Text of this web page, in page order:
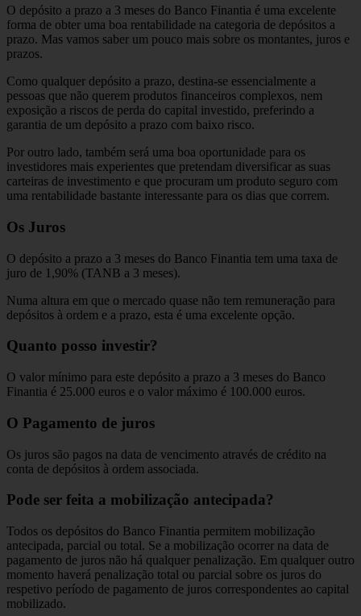
O depósito a prazo a 3 meses do Banco Finantia é uma excelente
forma de obter uma boa rentabilidade na categoria de depósitos a
prazo. Mas vamos saber um pouco mais sobre os montantes, juros e
prazos.
Como qualquer depósito a prazo, destina-se essencialmente a
pessoas que não querem produtos financeiros complexos, nem
exposição a riscos de perda do capital investido, preferindo a
garantia de um depósito a prazo com baixo risco.
Por outro lado, também será uma boa oportunidade para os
investidores mais experientes que pretendam diversificar as suas
carteiras de investimento e que procuram um produto seguro com
uma rentabilidade bastante interessante para os dias que correm.
Os Juros
O depósito a prazo a 3 meses do Banco Finantia tem uma taxa de
juro de 1,90% (TANB a 3 meses).
Numa altura em que o mercado quase não tem remuneração para
depósitos à ordem e a prazo, esta é uma excelente opção.
Quanto posso investir?
O valor mínimo para este depósito a prazo a 3 meses do Banco
Finantia é 25.000 euros e o valor máximo é 100.000 euros.
O Pagamento de juros
Os juros são pagos na data de vencimento através de crédito na
conta de depósitos à ordem associada.
Pode ser feita a mobilização antecipada?
Todos os depósitos do Banco Finantia permitem mobilização
antecipada, parcial ou total. Se a mobilização ocorrer na data de
pagamento de juros não há qualquer penalização. Em qualquer outro
momento haverá penalização total ou parcial sobre os juros do
respetivo período de pagamento de juros correspondentes ao capital
mobilizado.